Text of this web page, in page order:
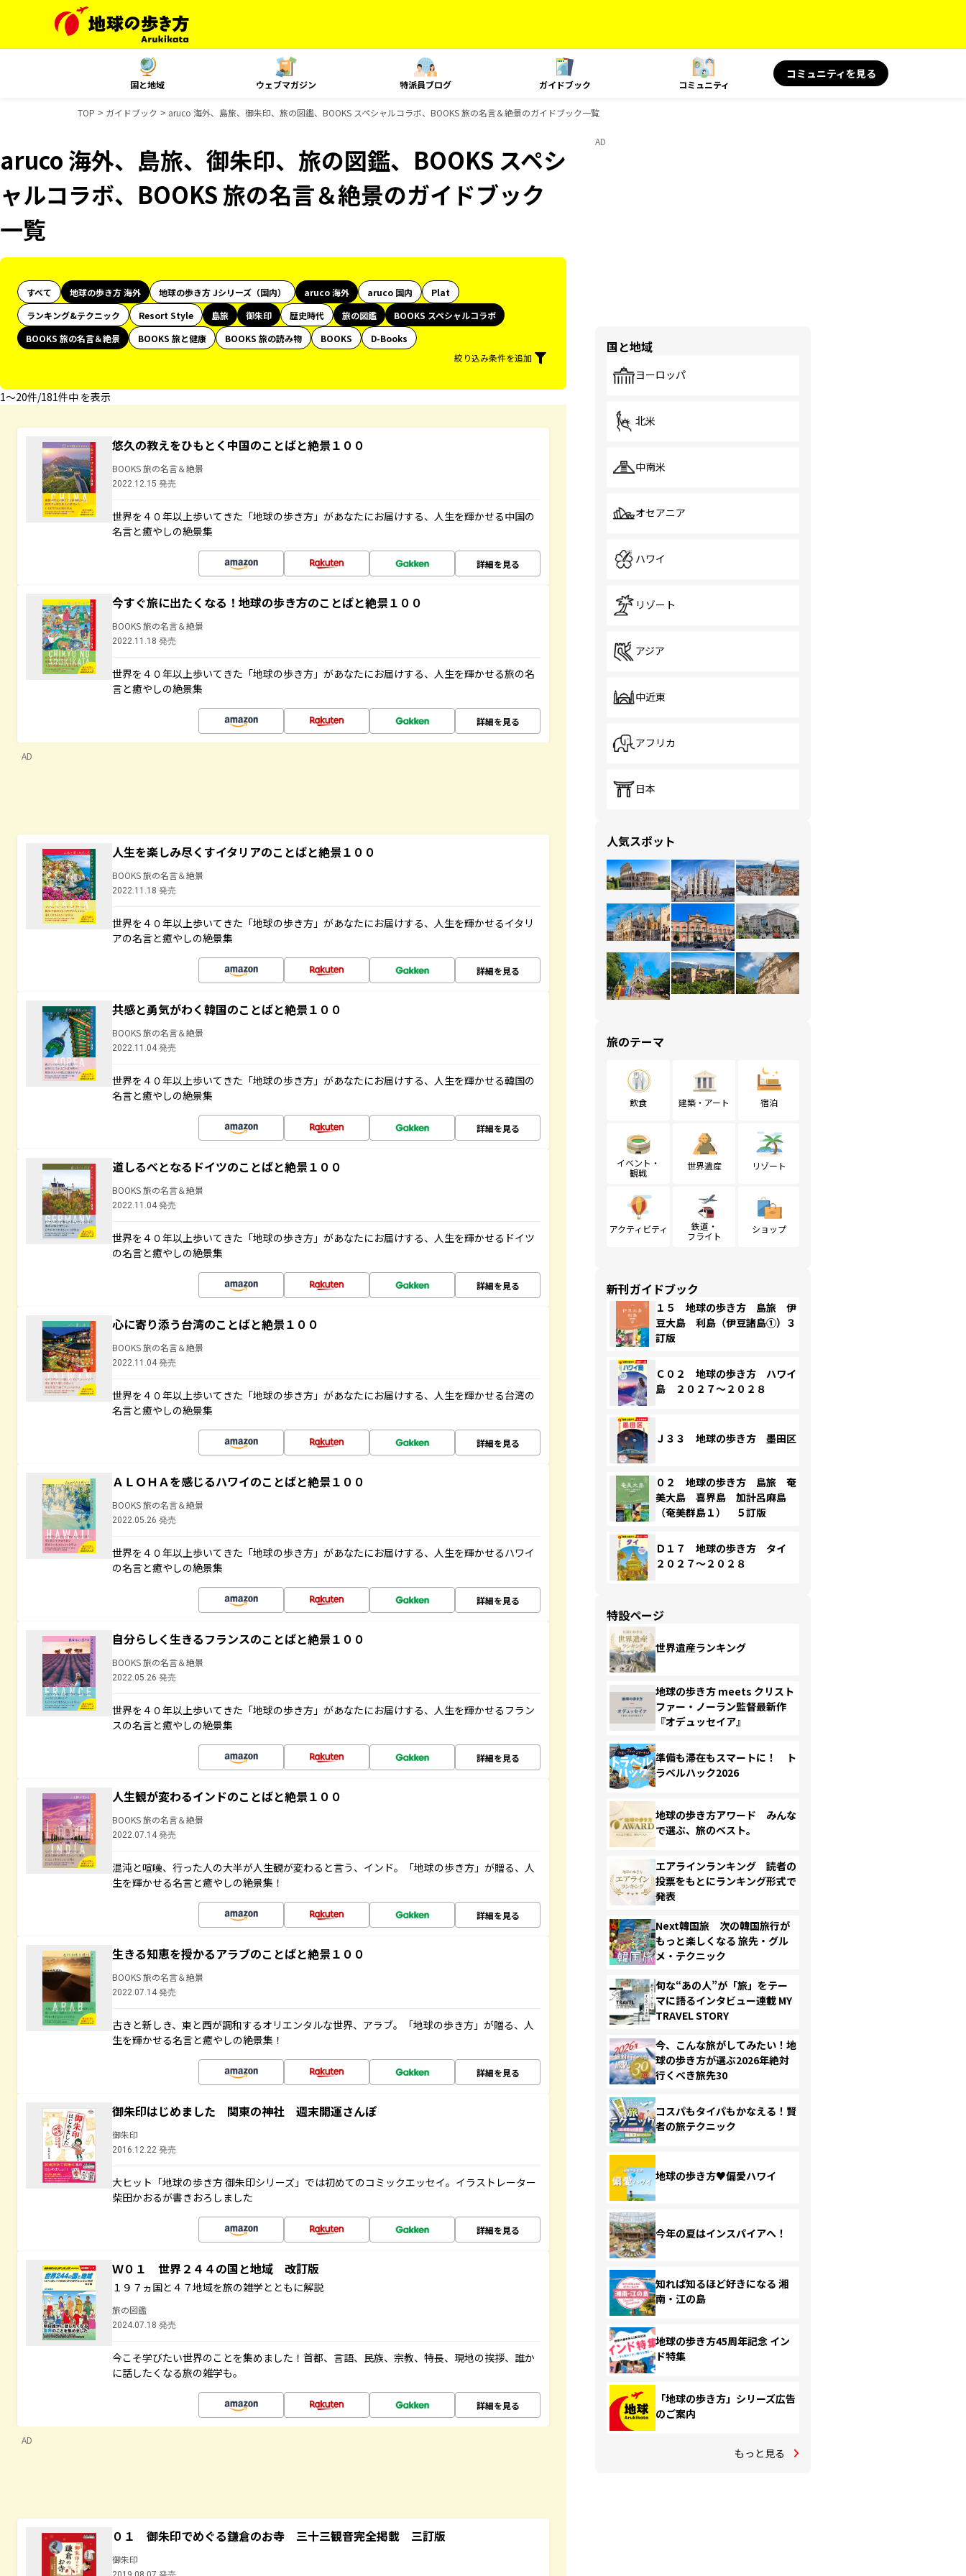
国と地域 ウェブマガジン 特派員ブログ ガイドブック コミュニティ
コミュニティを見る
TOP ガイドブック aruco 海外、島旅、御朱印、旅の図鑑、BOOKS スペシャルコラボ、BOOKS 旅の名言＆絶景のガイドブック一覧
aruco 海外、島旅、御朱印、旅の図鑑、BOOKS スペシ
ャルコラボ、BOOKS 旅の名言＆絶景のガイドブック
一覧
すべて 地球の歩き方 海外 地球の歩き方 Jシリーズ（国内） aruco 海外 aruco 国内
Plat
ランキング&テクニック
Resort Style 島旅 御朱印 歴史時代 旅の図鑑
BOOKS スペシャルコラボ
BOOKS 旅の名言＆絶景
BOOKS 旅と健康 BOOKS 旅の読み物 BOOKS
D-Books
絞り込み条件を追加
1〜20件/181件中 を表示
悠久の教えをひもとく中国のことばと絶景１００
BOOKS 旅の名言＆絶景
2022.12.15 発売
世界を４０年以上歩いてきた「地球の歩き方」があなたにお届けする、人生を輝かせる中国の
名言と癒やしの絶景集
詳細を見る
今すぐ旅に出たくなる！地球の歩き方のことばと絶景１００
BOOKS 旅の名言＆絶景
2022.11.18 発売
世界を４０年以上歩いてきた「地球の歩き方」があなたにお届けする、人生を輝かせる旅の名
言と癒やしの絶景集
詳細を見る
AD
人生を楽しみ尽くすイタリアのことばと絶景１００
BOOKS 旅の名言＆絶景
2022.11.18 発売
世界を４０年以上歩いてきた「地球の歩き方」があなたにお届けする、人生を輝かせるイタリ
アの名言と癒やしの絶景集
詳細を見る
共感と勇気がわく韓国のことばと絶景１００
BOOKS 旅の名言＆絶景
2022.11.04 発売
世界を４０年以上歩いてきた「地球の歩き方」があなたにお届けする、人生を輝かせる韓国の
名言と癒やしの絶景集
詳細を見る
道しるべとなるドイツのことばと絶景１００
BOOKS 旅の名言＆絶景
2022.11.04 発売
世界を４０年以上歩いてきた「地球の歩き方」があなたにお届けする、人生を輝かせるドイツ
の名言と癒やしの絶景集
詳細を見る
心に寄り添う台湾のことばと絶景１００
BOOKS 旅の名言＆絶景
2022.11.04 発売
世界を４０年以上歩いてきた「地球の歩き方」があなたにお届けする、人生を輝かせる台湾の
名言と癒やしの絶景集
詳細を見る
ＡＬＯＨＡを感じるハワイのことばと絶景１００
BOOKS 旅の名言＆絶景
2022.05.26 発売
世界を４０年以上歩いてきた「地球の歩き方」があなたにお届けする、人生を輝かせるハワイ
の名言と癒やしの絶景集
詳細を見る
自分らしく生きるフランスのことばと絶景１００
BOOKS 旅の名言＆絶景
2022.05.26 発売
世界を４０年以上歩いてきた「地球の歩き方」があなたにお届けする、人生を輝かせるフラン
スの名言と癒やしの絶景集
詳細を見る
人生観が変わるインドのことばと絶景１００
BOOKS 旅の名言＆絶景
2022.07.14 発売
混沌と喧噪、行った人の大半が人生観が変わると言う、インド。「地球の歩き方」が贈る、人
生を輝かせる名言と癒やしの絶景集！
詳細を見る
生きる知恵を授かるアラブのことばと絶景１００
BOOKS 旅の名言＆絶景
2022.07.14 発売
古きと新しき、東と西が調和するオリエンタルな世界、アラブ。「地球の歩き方」が贈る、人
生を輝かせる名言と癒やしの絶景集！
詳細を見る
御朱印はじめました 関東の神社 週末開運さんぽ
御朱印
2016.12.22 発売
大ヒット「地球の歩き方 御朱印シリーズ」では初めてのコミックエッセイ。イラストレーター
柴田かおるが書きおろしました
詳細を見る
Ｗ０１ 世界２４４の国と地域 改訂版
１９７ヵ国と４７地域を旅の雑学とともに解説
旅の図鑑
2024.07.18 発売
今こそ学びたい世界のことを集めました！首都、言語、民族、宗教、特長、現地の挨拶、誰か
に話したくなる旅の雑学も。
詳細を見る
AD
０１ 御朱印でめぐる鎌倉のお寺 三十三観音完全掲載 三訂版
御朱印
AD
国と地域
ヨーロッパ
北米
中南米
オセアニア
ハワイ
リゾート
アジア
中近東
アフリカ
日本
人気スポット
旅のテーマ
飲食 建築・アート 宿泊
イベント・
観戦
世界遺産 リゾート
アクティビティ
鉄道・
フライト
ショップ
新刊ガイドブック
１５ 地球の歩き方 島旅 伊
豆大島 利島（伊豆諸島①）３
訂版
Ｃ０２ 地球の歩き方 ハワイ
島 ２０２７～２０２８
Ｊ３３ 地球の歩き方 墨田区
０２ 地球の歩き方 島旅 奄
美大島 喜界島 加計呂麻島
（奄美群島１） ５訂版
Ｄ１７ 地球の歩き方 タイ
２０２７～２０２８
特設ページ
世界遺産ランキング
地球の歩き方 meets クリスト
ファー・ノーラン監督最新作
『オデュッセイア』
準備も滞在もスマートに！ ト
ラベルハック2026
地球の歩き方アワード みんな
で選ぶ、旅のベスト。
エアラインランキング 読者の
投票をもとにランキング形式で
発表
Next韓国旅 次の韓国旅行が
もっと楽しくなる 旅先・グル
メ・テクニック
旬な“あの人”が「旅」をテー
マに語るインタビュー連載 MY
TRAVEL STORY
今、こんな旅がしてみたい！地
球の歩き方が選ぶ2026年絶対
行くべき旅先30
コスパもタイパもかなえる！賢
者の旅テクニック
地球の歩き方♥偏愛ハワイ
今年の夏はインスパイアへ！
知れば知るほど好きになる 湘
南・江の島
地球の歩き方45周年記念 イン
ド特集
「地球の歩き方」シリーズ広告
のご案内
もっと見る